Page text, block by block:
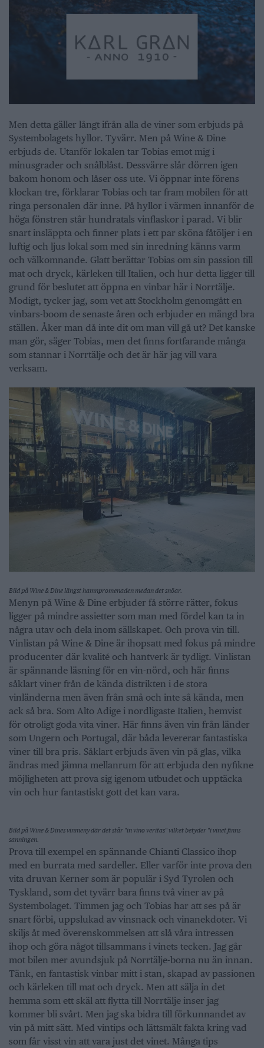
Men detta gäller långt ifrån alla de viner som erbjuds på
Systembolagets hyllor. Tyvärr. Men på Wine & Dine
erbjuds de. Utanför lokalen tar Tobias emot mig i
minusgrader och snålblåst. Dessvärre slår dörren igen
bakom honom och låser oss ute. Vi öppnar inte förens
klockan tre, förklarar Tobias och tar fram mobilen för att
ringa personalen där inne. På hyllor i värmen innanför de
höga fönstren står hundratals vinflaskor i parad. Vi blir
snart insläppta och finner plats i ett par sköna fåtöljer i en
luftig och ljus lokal som med sin inredning känns varm
och välkomnande. Glatt berättar Tobias om sin passion till
mat och dryck, kärleken till Italien, och hur detta ligger till
grund för beslutet att öppna en vinbar här i Norrtälje.
Modigt, tycker jag, som vet att Stockholm genomgått en
vinbars-boom de senaste åren och erbjuder en mängd bra
ställen. Åker man då inte dit om man vill gå ut? Det kanske
man gör, säger Tobias, men det finns fortfarande många
som stannar i Norrtälje och det är här jag vill vara
verksam.
Bild på Wine & Dine längst hamnpromenaden medan det snöar.
Menyn på Wine & Dine erbjuder få större rätter, fokus
ligger på mindre assietter som man med fördel kan ta in
några utav och dela inom sällskapet. Och prova vin till.
Vinlistan på Wine & Dine är ihopsatt med fokus på mindre
producenter där kvalité och hantverk är tydligt. Vinlistan
är spännande läsning för en vin-nörd, och här finns
såklart viner från de kända distrikten i de stora
vinländerna men även från små och inte så kända, men
ack så bra. Som Alto Adige i nordligaste Italien, hemvist
för otroligt goda vita viner. Här finns även vin från länder
som Ungern och Portugal, där båda levererar fantastiska
viner till bra pris. Såklart erbjuds även vin på glas, vilka
ändras med jämna mellanrum för att erbjuda den nyfikne
möjligheten att prova sig igenom utbudet och upptäcka
vin och hur fantastiskt gott det kan vara.
Bild på Wine & Dines vinmeny där det står "in vino veritas" vilket betyder "i vinet finns
sanningen.
Prova till exempel en spännande Chianti Classico ihop
med en burrata med sardeller. Eller varför inte prova den
vita druvan Kerner som är populär i Syd Tyrolen och
Tyskland, som det tyvärr bara finns två viner av på
Systembolaget. Timmen jag och Tobias har att ses på är
snart förbi, uppslukad av vinsnack och vinanekdoter. Vi
skiljs åt med överenskommelsen att slå våra intressen
ihop och göra något tillsammans i vinets tecken. Jag går
mot bilen mer avundsjuk på Norrtälje-borna nu än innan.
Tänk, en fantastisk vinbar mitt i stan, skapad av passionen
och kärleken till mat och dryck. Men att sälja in det
hemma som ett skäl att flytta till Norrtälje inser jag
kommer bli svårt. Men jag ska bidra till förkunnandet av
vin på mitt sätt. Med vintips och lättsmält fakta kring vad
som får visst vin att vara just det vinet. Många tips